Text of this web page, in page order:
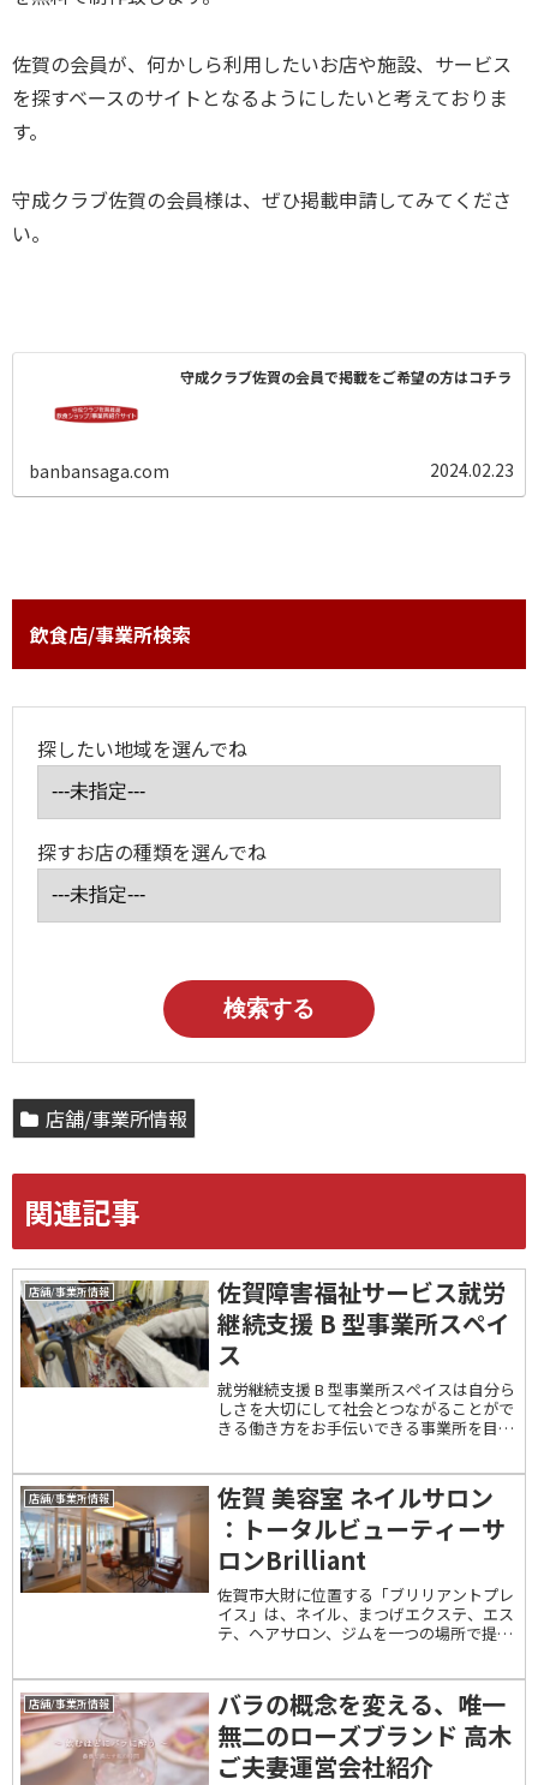
佐賀の会員が、何かしら利用したいお店や施設、サービス
を探すベースのサイトとなるようにしたいと考えておりま
す。
守成クラブ佐賀の会員様は、ぜひ掲載申請してみてくださ
い。
守成クラブ佐賀の会員で掲載をご希望の方はコチラ
banbansaga.com 2024.02.23
飲食店/事業所検索
探したい地域を選んでね
探すお店の種類を選んでね
店舗/事業所情報
関連記事
店舗/事業所情報
佐賀障害福祉サービス就労
継続支援 B 型事業所スペイ
ス
就労継続支援 B 型事業所スペイスは自分ら
しさを大切にして社会とつながることがで
きる働き方をお手伝いできる事業所を目指
とりの夢や目標を叶えて欲しい。”好きを
仕事に”...
店舗/事業所情報
佐賀 美容室 ネイルサロン
：トータルビューティーサ
ロンBrilliant
佐賀市大財に位置する「ブリリアントプレ
イス」は、ネイル、まつげエクステ、エス
テ、ヘアサロン、ジムを一つの場所で提供
毎月新しいデザインを更新し、お得な価格
でご提供して...
店舗/事業所情報
バラの概念を変える、唯一
無二のローズブランド 高木
ご夫妻運営会社紹介